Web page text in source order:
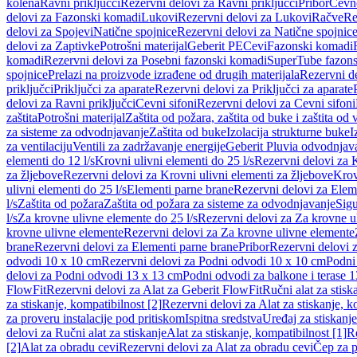
kolena Ravni priključci Rezervni delovi za Ravni priključci Pribor
delovi za Fazonski komadiLukoviRezervni delovi za LukoviRačve
delovi za SpojeviNatične spojniceRezervni delovi za Natične spojnice
delovi za ZaptivkePotrošni materijalGeberit PECeviFazonski komadi
komadiRezervni delovi za Posebni fazonski komadiSuperTube
spojnicePrelazi na proizvode izrađene od drugih materijalaRezervni
priključciPriključci za aparateRezervni delovi za Priključci za aparate
delovi za Ravni priključciCevni sifoniRezervni delovi za Cevni sifoni
zaštitaPotrošni materijalZaštita od požara, zaštita od buke i zaštita od
za sisteme za odvodnjavanjeZaštita od bukeIzolacija strukturne buke
za ventilacijuVentili za zadržavanje energijeGeberit Pluvia
elementi do 12 l/sKrovni ulivni elementi do 25 l/sRezervni delovi za
za žljeboveRezervni delovi za Krovni ulivni elementi za žljebove
ulivni elementi do 25 l/sElementi parne braneRezervni delovi za
l/sZaštita od požaraZaštita od požara za sisteme za odvodnjavanje
l/sZa krovne ulivne elemente do 25 l/sRezervni delovi za Za krovne
krovne ulivne elementeRezervni delovi za Za krovne ulivne elemente
braneRezervni delovi za Elementi parne branePriborRezervni delovi
odvodi 10 x 10 cmRezervni delovi za Podni odvodi 10 x 10 cm
delovi za Podni odvodi 13 x 13 cmPodni odvodi za balkone i terase
FlowFitRezervni delovi za Alat za Geberit FlowFitRučni alat za
za stiskanje, kompatibilnost [2]Rezervni delovi za Alat za stiskanje,
za proveru instalacije pod pritiskomIspitna sredstvaUređaj za
delovi za Ručni alat za stiskanjeAlat za stiskanje, kompatibilnost [1]
[2]Alat za obradu ceviRezervni delovi za Alat za obradu ceviČep za